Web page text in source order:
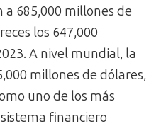
a 685,000 millones de
los 647,000
A nivel mundial, la
millones de dólares,
uno de los más
financiero